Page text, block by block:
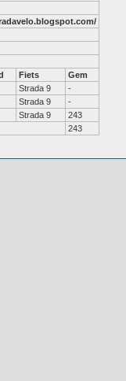
Fiets
Gem
Strada 9
-
Strada 9
-
Strada 9
243
243